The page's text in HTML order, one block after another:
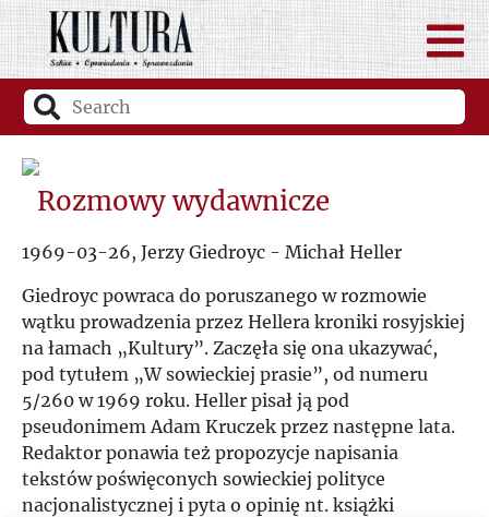
Rozmowy wydawnicze
1969-03-26, Jerzy Giedroyc - Michał Heller
Giedroyc powraca do poruszanego w rozmowie
wątku prowadzenia przez Hellera kroniki rosyjskiej
na łamach „Kultury”. Zaczęła się ona ukazywać,
pod tytułem „W sowieckiej prasie”, od numeru
5/260 w 1969 roku. Heller pisał ją pod
pseudonimem Adam Kruczek przez następne lata.
Redaktor ponawia też propozycje napisania
tekstów poświęconych sowieckiej polityce
nacjonalistycznej i pyta o opinię nt. książki